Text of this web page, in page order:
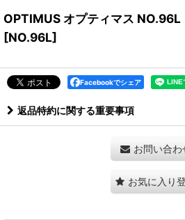
OPTIMUS オプティマス NO.96L
[NO.96L]
Facebookでシェア
返品特約に関する重要事項
お問い合わ
お気に入り